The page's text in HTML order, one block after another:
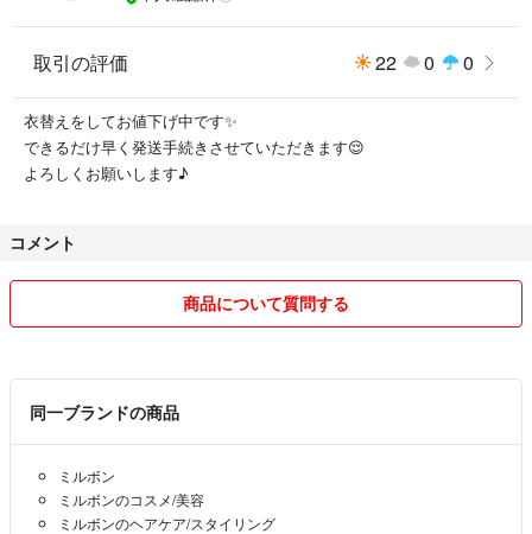
取引の評価 22 0 0
衣替えをしてお値下げ中です✨
できるだけ早く発送手続きさせていただきます😌
よろしくお願いします♪
コメント
商品について質問する
同一ブランドの商品
ミルボン
ミルボンのコスメ/美容
ミルボンのヘアケア/スタイリング